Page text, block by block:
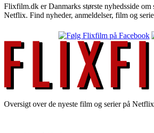
Flixfilm.dk er Danmarks største nyhedsside om
Netflix. Find nyheder, anmeldelser, film og
Oversigt over de nyeste film og serier på Netflix